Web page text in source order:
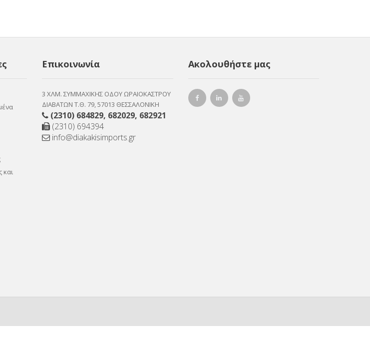
και
Επικοινωνία
3 ΧΛΜ. ΣΥΜΜΑΧΙΚΗΣ ΟΔΟΥ ΩΡΑΙΟΚΑΣΤΡΟΥ
ΔΙΑΒΑΤΩΝ Τ.Θ. 79, 57013 ΘΕΣΣΑΛΟΝΙΚΗ
(2310) 684829, 682029, 682921
(2310) 694394
info@diakakisimports.gr
Ακολουθήστε μας